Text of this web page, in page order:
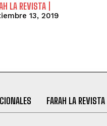
LA REVISTA
13, 2019
FARAH LA REVISTA